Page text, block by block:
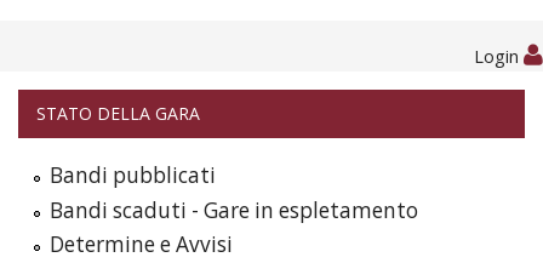
Login
STATO DELLA GARA
Bandi pubblicati
Bandi scaduti - Gare in espletamento
Determine e Avvisi